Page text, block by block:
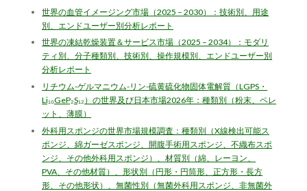
世界の血管イメージング市場（2025 – 2030）：技術別、用途
別、エンドユーザー別分析レポート
世界の凍結乾燥装置＆サービス市場（2025 – 2034）：モダリ
ティ別、分子種類別、技術別、操作規模別、エンドユーザー別
分析レポート
リチウム-ゲルマニウム-リン-硫黄硫化物固体電解質（LGPS・
Li₁₀GeP₂S₁₂）の世界及び日本市場2026年：種類別（粉末、ペレ
ット、薄膜）
外科用スポンジの世界市場規模調査：種類別（X線検出可能ス
ポンジ、綿ガーゼスポンジ、開腹手術用スポンジ、不織布スポ
ンジ、その他外科用スポンジ）、材質別（綿、レーヨン、
PVA、その他材質）、形状別（円形・円筒形、正方形・長方
形、その他形状）、無菌性別（無菌外科用スポンジ、非無菌外